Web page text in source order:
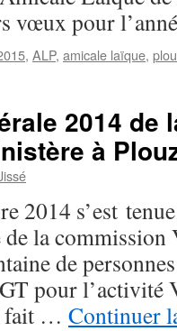
vœux pour
, ALP, amicale laïque,
2014 de
à
2014 s’est
de la
de
pour l’activité
fait … Continuer